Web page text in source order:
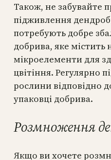
Також, не забувайте
підживлення
потребують добре
добрива, яке містить
мікроелементи для
цвітіння. Регулярно
рослини відповідно
упаковці добрива.
Розмноження
Якщо ви хочете